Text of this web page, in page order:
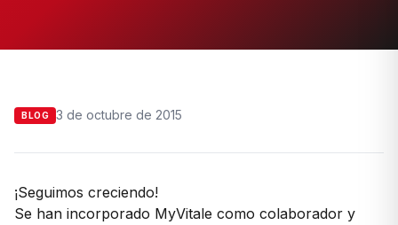
BLOG 3 de octubre de 2015
¡Seguimos creciendo!
Se han incorporado MyVitale como colaborador y